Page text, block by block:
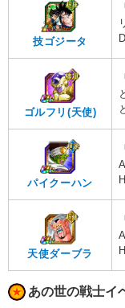
技ゴジータ
ゴルフリ(天使)
パイクーハン
天使ダーブラ
あの世の戦士イ